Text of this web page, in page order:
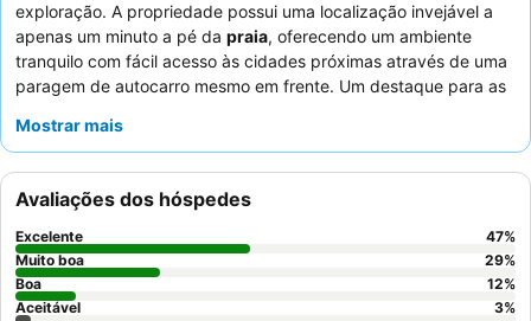
exploração. A propriedade possui uma localização invejável a
apenas um minuto a pé da praia, oferecendo um ambiente
tranquilo com fácil acesso às cidades próximas através de uma
paragem de autocarro mesmo em frente. Um destaque para as
uma piscina infantil dedicada, parque infantil e um robusto
os funcionários atenciosos e profissionais, e o buffet recebe
feedback geralmente positivo pela sua variedade,
especialmente as saladas frescas, carnes e peixes ao almoço e
jantar. Para uma estadia mais confortável, considere solicitar um
quarto com uma área de estar e uma varanda generosa.
Mostrar mais
Avaliações dos hóspedes
Excelente 47%
Muito boa
29%
Boa
12%
Aceitável
3%